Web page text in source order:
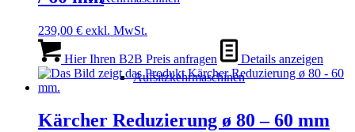
Aufsitzkehrmaschinen
239,00 € exkl. MwSt.
Hier Ihren B2B Preis anfragen Details anzeigen
Kärcher Reduzierung ø 80 – 60 mm